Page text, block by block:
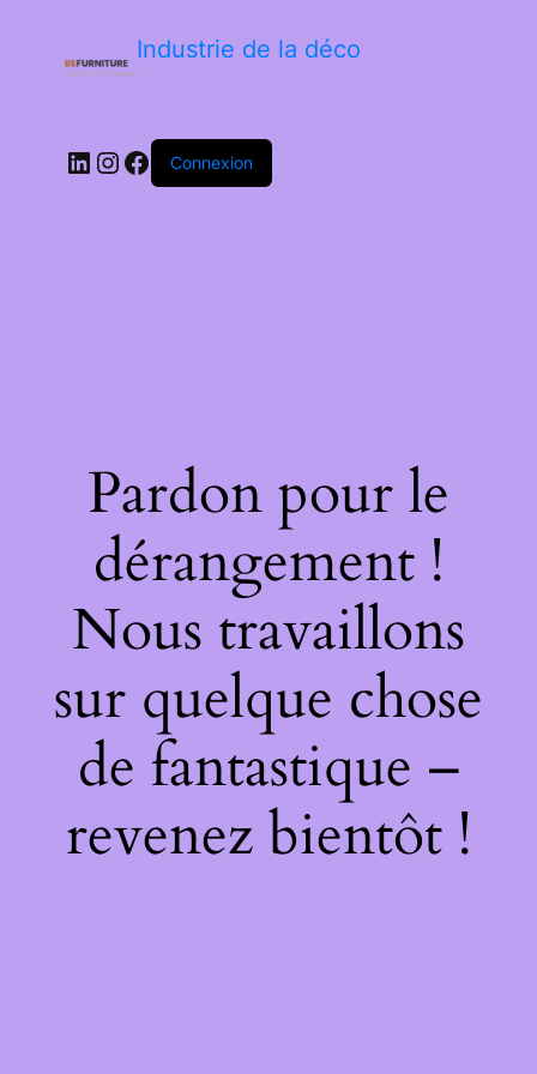
Industrie de la déco
LinkedIn
Instagram
Facebook
Connexion
Pardon pour le
dérangement !
Nous travaillons
sur quelque chose
de fantastique –
revenez bientôt !